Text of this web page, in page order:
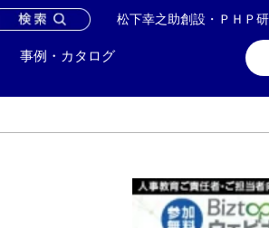
松下幸之助創設・ＰＨＰ
事例・カタログ
お問い合わせ メールマガジン登録